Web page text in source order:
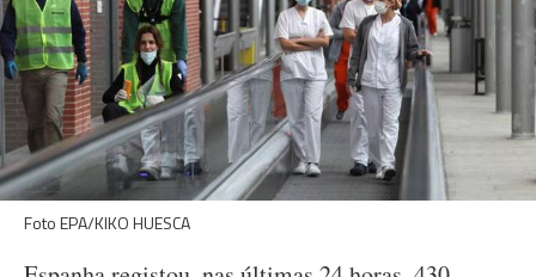
Foto EPA/KIKO HUESCA